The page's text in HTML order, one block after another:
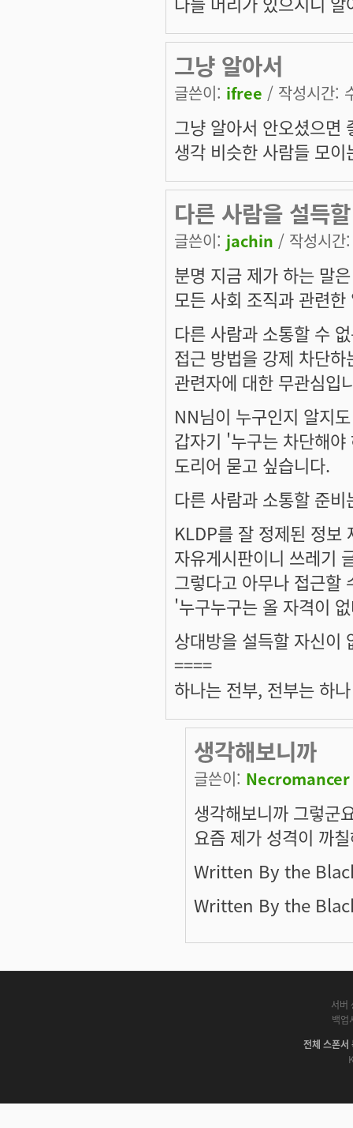
그냥 알아서
글쓴이: ifree / 작성시간:
그냥 알아서 안오셨으면
생각 비슷한 사람들 모
다른 사람을 설득
글쓴이: jachin / 작성시
분명 지금 제가 하는 말
모든 사회 조직과 관련한
다른 사람과 소통할 수
접근 방법을 강제 차단
관련자에 대한 무관심입
NN님이 누구인지 알지
갑자기 '누구는 차단해
도리어 묻고 싶습니다.
다른 사람과 소통할 준
KLDP를 잘 정제된 정보
자유게시판이니 쓰레기
그렇다고 아무나 접근할
'누구누구는 올 자격이
상대방을 설득할 자신이
====
하나는 전부, 전부는 하나
생각해보니까
글쓴이: Necromancer
생각해보니까 그렇군
요즘 제가 성격이 까
Written By the
Written By the
서버
백업
전체 스폰서